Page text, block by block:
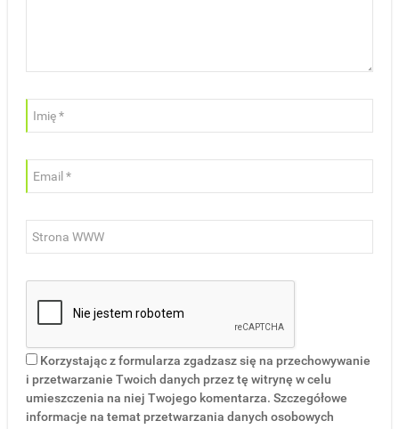
Korzystając z formularza zgadzasz się na przechowywanie
i przetwarzanie Twoich danych przez tę witrynę w celu
umieszczenia na niej Twojego komentarza. Szczegółowe
informacje na temat przetwarzania danych osobowych